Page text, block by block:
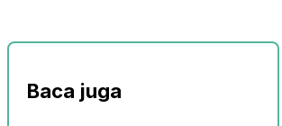
Baca juga